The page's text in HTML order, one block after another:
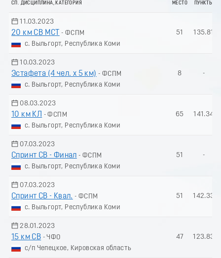
СП. ДИСЦИПЛИНА, КАТЕГОРИЯ МЕСТО ПУНКТЫ
11.03.2023
20 км СВ МСТ
- ФСПМ
с. Выльгорт, Республика Коми
51 135.81
10.03.2023
Эстафета (4 чел. х 5 км) - ФСПМ
с. Выльгорт, Республика Коми
8 -
08.03.2023
10 км КЛ
- ФСПМ
с. Выльгорт, Республика Коми
65 141.34
07.03.2023
Спринт СВ - Финал - ФСПМ
с. Выльгорт, Республика Коми
51 -
07.03.2023
Спринт СВ - Квал. - ФСПМ
с. Выльгорт, Республика Коми
51 142.33
28.01.2023
15 км СВ - ЧФО
с/п Чепецкое, Кировская область
47 123.83